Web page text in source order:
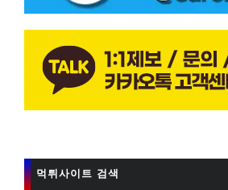
먹튀사이트 검색